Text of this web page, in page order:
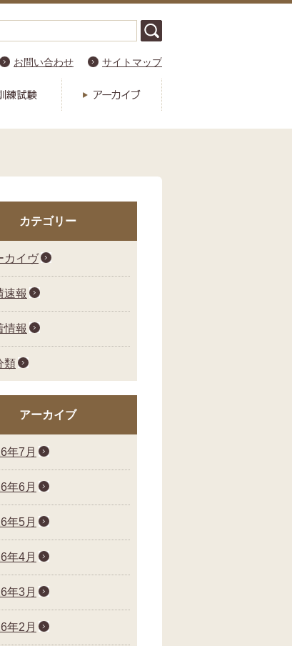
お問い合わせ サイトマップ
カテゴリー
カイヴ
速報
情報
類
アーカイブ
年7月
年6月
年5月
年4月
年3月
年2月